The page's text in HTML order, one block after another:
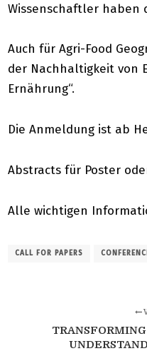
Wissenschaftler haben
Auch für Agri-Food
der Nachhaltigkeit von
Ernährung“.
Die Anmeldung ist ab
Abstracts für Poster
Alle wichtigen
CALL FOR PAPERS